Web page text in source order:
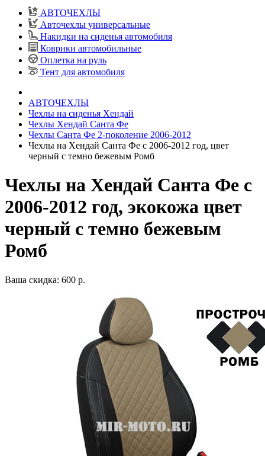
АВТОЧЕХЛЫ
Авточехлы универсальные
Накидки на сиденья автомобиля
Коврики автомобильные
Оплетка на руль
Тент для автомобиля
АВТОЧЕХЛЫ
Чехлы на сиденья Хендай
Чехлы Хендай Санта Фе
Чехлы Санта Фе 2-поколение 2006-2012
Чехлы на Хендай Санта Фе с 2006-2012 год, цвет
черный с темно бежевым Ромб
Чехлы на Хендай Санта Фе с
2006-2012 год, экокожа цвет
черный с темно бежевым
Ромб
Ваша скидка: 600 р.